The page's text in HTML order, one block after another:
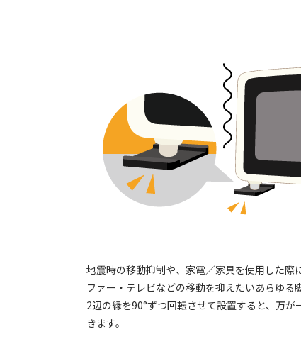
地震時の移動抑制や、家電／家具を使用した際
ファー・テレビなどの移動を抑えたいあらゆる
2辺の縁を90°ずつ回転させて設置すると、万
きます。